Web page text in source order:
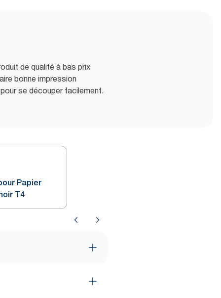
de qualité à bas prix
bonne impression
se découper facilement.
Papier
T4